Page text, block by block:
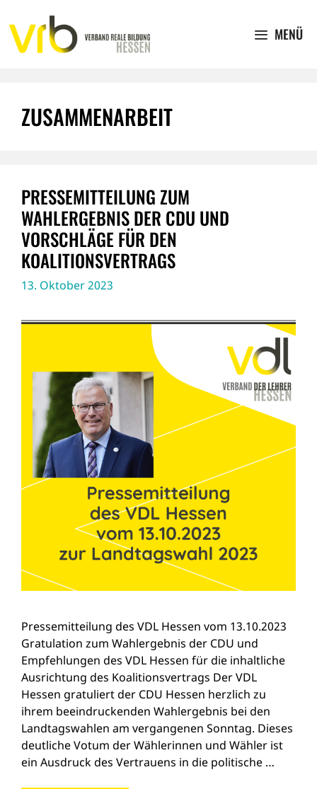
Inhalt
springen
MENÜ
ZUSAMMENARBEIT
PRESSEMITTEILUNG ZUM
WAHLERGEBNIS DER CDU UND
VORSCHLÄGE FÜR DEN
KOALITIONSVERTRAGS
13. Oktober 2023
Pressemitteilung des VDL Hessen vom 13.10.2023
Gratulation zum Wahlergebnis der CDU und
Empfehlungen des VDL Hessen für die inhaltliche
Ausrichtung des Koalitionsvertrags Der VDL
Hessen gratuliert der CDU Hessen herzlich zu
ihrem beeindruckenden Wahlergebnis bei den
Landtagswahlen am vergangenen Sonntag. Dieses
deutliche Votum der Wählerinnen und Wähler ist
ein Ausdruck des Vertrauens in die politische …